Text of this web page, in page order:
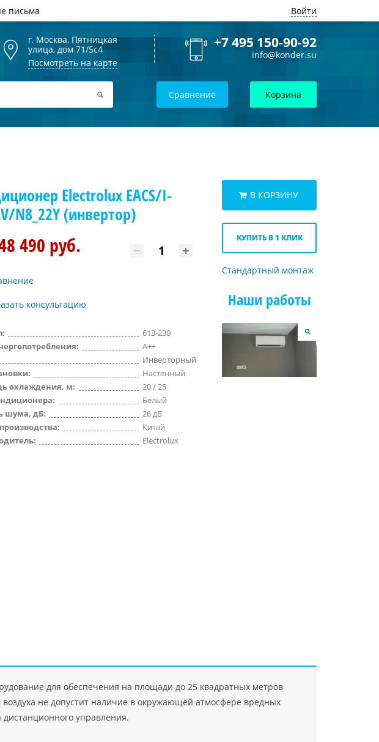
письма Войти
г. Москва, Пятницкая
улица, дом 71/5с4
Посмотреть на карте
+7 495 150-90-92
info@konder.su
Сравнение Корзина
Electrolux EACS/I-
N8_22Y (инвертор)
490 руб.
консультацию
613-230
A++
Инверторный
Настенный
охлаждения, м:
20 / 25
Белый
шума, дБ:
26 дБ
Китай
Electrolux
В КОРЗИНУ
КУПИТЬ В 1 КЛИК
Стандартный монтаж
Наши работы
для обеспечения на площади до 25 квадратных метров
не допустит наличие в окружающей атмосфере вредных
управления.